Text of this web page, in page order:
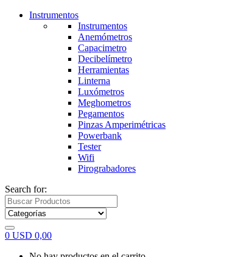
Instrumentos
Instrumentos
Anemómetros
Capacimetro
Decibelímetro
Herramientas
Linterna
Luxómetros
Meghometros
Pegamentos
Pinzas Amperimétricas
Powerbank
Tester
Wifi
Pirograbadores
Search for:
0 USD 0,00